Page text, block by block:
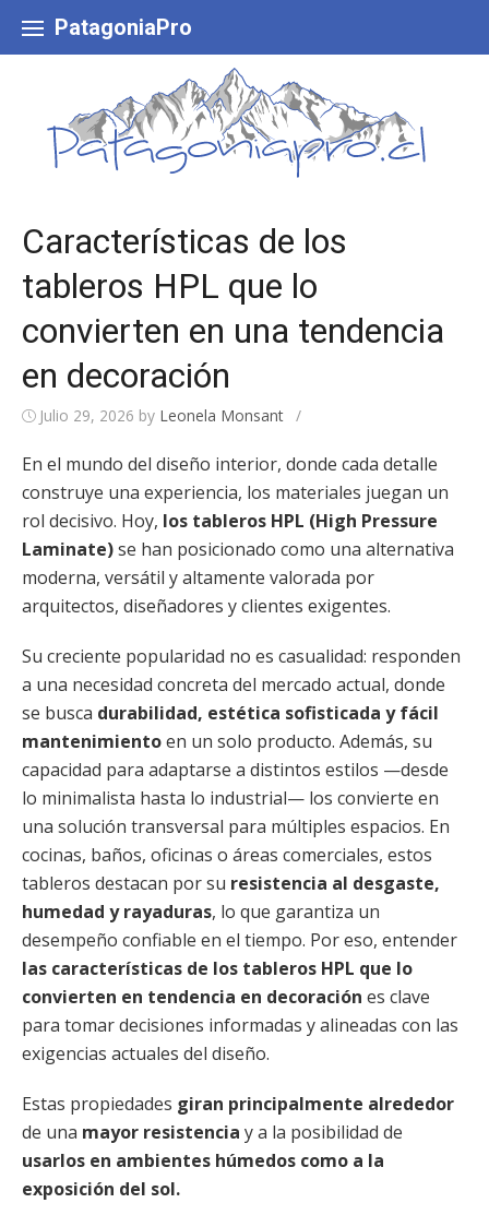
content
PatagoniaPro
Características de los
tableros HPL que lo
convierten en una tendencia
en decoración
Julio 29, 2026 by Leonela Monsant /
En el mundo del diseño interior, donde cada detalle
construye una experiencia, los materiales juegan un
rol decisivo. Hoy, los tableros HPL (High Pressure
Laminate)se han posicionado como una alternativa
moderna, versátil y altamente valorada por
arquitectos, diseñadores y clientes exigentes.
Su creciente popularidad no es casualidad: responden
a una necesidad concreta del mercado actual, donde
se busca durabilidad, estética sofisticada y fácil
mantenimientoen un solo producto. Además, su
capacidad para adaptarse a distintos estilos —desde
lo minimalista hasta lo industrial— los convierte en
una solución transversal para múltiples espacios. En
cocinas, baños, oficinas o áreas comerciales, estos
tableros destacan por su resistencia al desgaste,
humedad y rayaduras, lo que garantiza un
desempeño confiable en el tiempo. Por eso, entender
las características de los tableros HPL que lo
convierten en tendencia en decoración es clave
para tomar decisiones informadas y alineadas con las
exigencias actuales del diseño.
Estas propiedades giran principalmente alrededor
de una mayor resistencia y a la posibilidad de
usarlos en ambientes húmedos como a la
exposición del sol.